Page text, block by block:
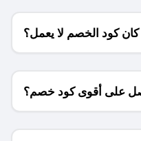
كود الخصم لا يعمل؟
على أقوى كود خصم؟